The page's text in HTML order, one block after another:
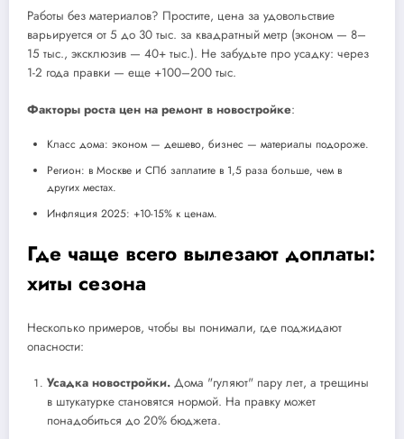
Работы без материалов? Простите, цена за удовольствие
варьируется от 5 до 30 тыс. за квадратный метр (эконом — 8–
15 тыс., эксклюзив — 40+ тыс.). Не забудьте про усадку: через
1-2 года правки — еще +100–200 тыс.
Факторы роста цен на ремонт в новостройке:
Класс дома: эконом — дешево, бизнес — материалы подороже.
Регион: в Москве и СПб заплатите в 1,5 раза больше, чем в
других местах.
Инфляция 2025: +10-15% к ценам.
Где чаще всего вылезают доплаты:
хиты сезона
Несколько примеров, чтобы вы понимали, где поджидают
опасности:
Усадка новостройки. Дома "гуляют" пару лет, а трещины
в штукатурке становятся нормой. На правку может
понадобиться до 20% бюджета.